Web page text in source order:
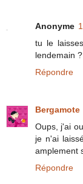
Anonyme
tu le
lendemain ?
Répondre
Bergamote
Oups, j'ai
je n'ai
amplement
Répondre